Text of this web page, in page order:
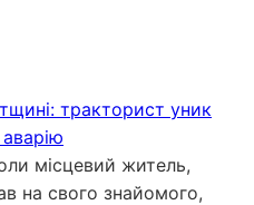
тракторист уник
місцевий житель,
на свого знайомого,